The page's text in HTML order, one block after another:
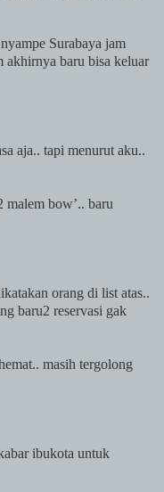
Surabaya jam
akhirnya baru bisa keluar
aja.. tapi menurut aku..
malem bow’.. baru
orang di list atas..
baru2 reservasi gak
masih tergolong
ibukota untuk